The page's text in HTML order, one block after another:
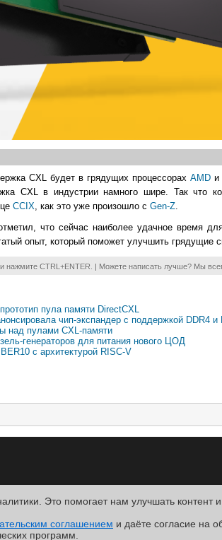
CXL будет в грядущих процессорах AMD и
CXL в индустрии намного шире. Так что
CCIX, как это уже произошло с Gen-Z.
что сейчас наиболее удачное время
опыт, который поможет улучшить грядущие
CTRL+ENTER. | Можете написать лучше? Мы
пула памяти DirectCXL
чип-экспандер с поддержкой DDR4 и
над пулами CXL-памяти
генераторов для питания нового ЦОД
с архитектурой RISC-V
.
Это помогает нам улучшать контент и
соглашением и даёте согласие на
программ.